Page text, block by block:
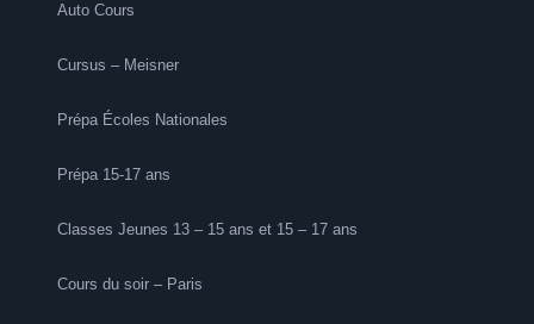
Auto Cours
Cursus – Meisner
Prépa Écoles Nationales
Prépa 15-17 ans
Classes Jeunes 13 – 15 ans et 15 – 17 ans
Cours du soir – Paris